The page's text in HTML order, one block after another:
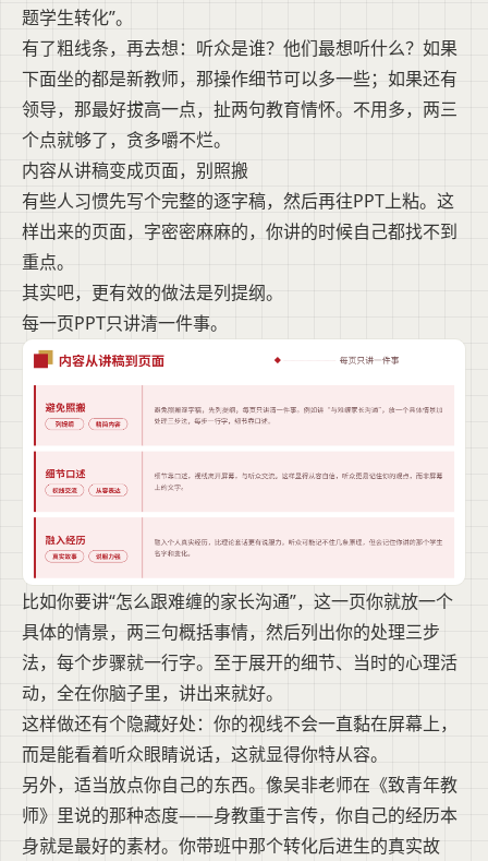
题学生转化”。
有了粗线条，再去想：听众是谁？他们最想听什么？如果
下面坐的都是新教师，那操作细节可以多一些；如果还有
领导，那最好拔高一点，扯两句教育情怀。不用多，两三
个点就够了，贪多嚼不烂。
内容从讲稿变成页面，别照搬
有些人习惯先写个完整的逐字稿，然后再往PPT上粘。这
样出来的页面，字密密麻麻的，你讲的时候自己都找不到
重点。
其实吧，更有效的做法是列提纲。
每一页PPT只讲清一件事。
比如你要讲“怎么跟难缠的家长沟通”，这一页你就放一个
具体的情景，两三句概括事情，然后列出你的处理三步
法，每个步骤就一行字。至于展开的细节、当时的心理活
动，全在你脑子里，讲出来就好。
这样做还有个隐藏好处：你的视线不会一直黏在屏幕上，
而是能看着听众眼睛说话，这就显得你特从容。
另外，适当放点你自己的东西。像吴非老师在《致青年教
师》里说的那种态度——身教重于言传，你自己的经历本
身就是最好的素材。你带班中那个转化后进生的真实故